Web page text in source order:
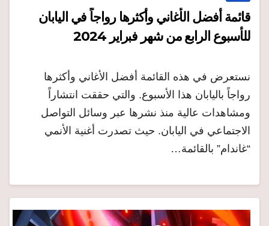
قائمة أفضل الأغاني وأكثرها رواجاً في اليابان
للأسبوع الرابع من شهر فبراير 2024
نستعرض في هذه القائمة أفضل الأغاني وأكثرها
رواجاً باليابان هذا الأسبوع. والتي حققت انتشاراً
ومشاهدات عالية منذ نشرها عبر وسائل التواصل
الاجتماعي في اليابان. حيث تصدرت أغنية الأنمي
“غاندام” بالقائمة…